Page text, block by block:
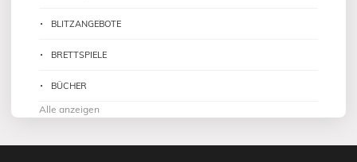
BLITZANGEBOTE
BRETTSPIELE
BÜCHER
Alle anzeigen